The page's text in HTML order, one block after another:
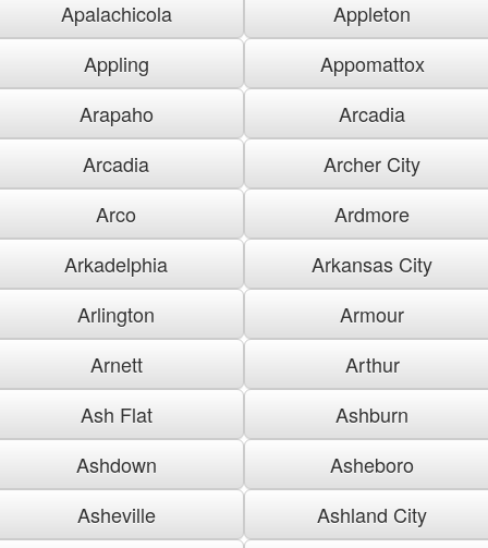
Apalachicola
Appleton
Appling
Appomattox
Arapaho
Arcadia
Arcadia
Archer City
Arco
Ardmore
Arkadelphia
Arkansas City
Arlington
Armour
Arnett
Arthur
Ash Flat
Ashburn
Ashdown
Asheboro
Asheville
Ashland City